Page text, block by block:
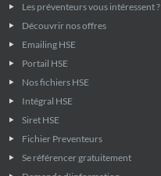
Les préventeurs vous intéressent ?
Découvrir nos offres
Emailing HSE
Portail HSE
Nos fichiers HSE
Intégral HSE
Siret HSE
Fichier Preventeurs
Se référencer gratuitement